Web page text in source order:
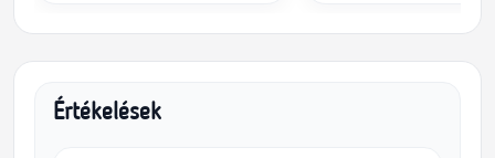
Értékelések